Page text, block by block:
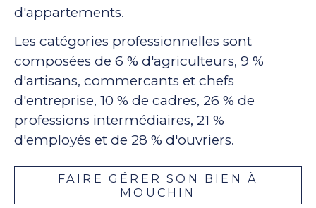
d'appartements.
Les catégories professionnelles sont
composées de 6 % d'agriculteurs, 9 %
d'artisans, commercants et chefs
d'entreprise, 10 % de cadres, 26 % de
professions intermédiaires, 21 %
d'employés et de 28 % d'ouvriers.
FAIRE GÉRER SON BIEN À
MOUCHIN